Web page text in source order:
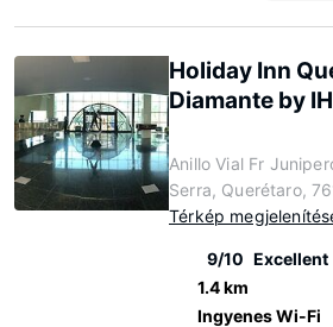
Holiday Inn
Diamante by
Anillo Vial Fr
Serra, Querétaro,
Térkép
9/10 Excellent
1.4 km
Ingyenes Wi-Fi